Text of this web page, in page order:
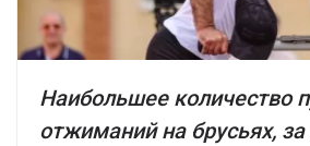
Наибольшее количество
отжиманий на брусьях,